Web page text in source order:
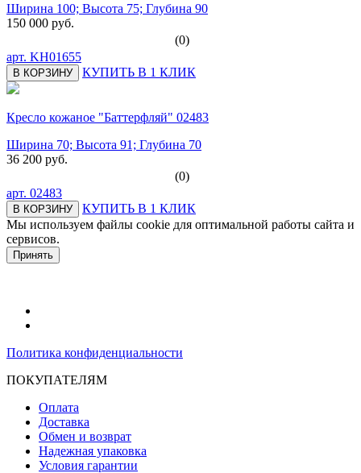
Ширина 100; Высота 75; Глубина 90
150 000 руб.
(0)
арт. KH01655
В КОРЗИНУ КУПИТЬ В 1 КЛИК
Кресло кожаное "Баттерфляй" 02483
Ширина 70; Высота 91; Глубина 70
36 200 руб.
(0)
арт. 02483
В КОРЗИНУ
КУПИТЬ В 1 КЛИК
Мы используем файлы cookie для оптимальной работы сайта и
сервисов.
Принять
Политика конфиденциальности
ПОКУПАТЕЛЯМ
Оплата
Доставка
Обмен и возврат
Надежная упаковка
Условия гарантии